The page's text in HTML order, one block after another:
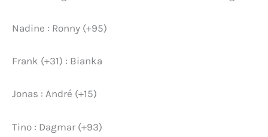
Nadine : Ronny (+95)
Frank (+31) : Bianka
Jonas : André (+15)
Tino : Dagmar (+93)